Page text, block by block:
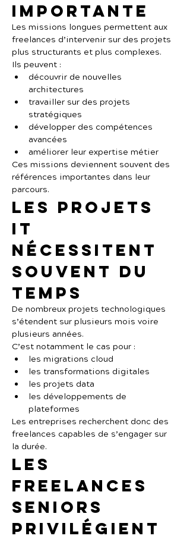
importante
Les missions longues permettent aux
freelances d’intervenir sur des projets
plus structurants et plus complexes.
Ils peuvent :
découvrir de nouvelles
architectures
travailler sur des projets
stratégiques
développer des compétences
avancées
améliorer leur expertise métier
Ces missions deviennent souvent des
références importantes dans leur
parcours.
Les projets
IT
nécessitent
souvent du
temps
De nombreux projets technologiques
s’étendent sur plusieurs mois voire
plusieurs années.
C’est notamment le cas pour :
les migrations cloud
les transformations digitales
les projets data
les développements de
plateformes
Les entreprises recherchent donc des
freelances capables de s’engager sur
la durée.
Les
freelances
seniors
privilégient